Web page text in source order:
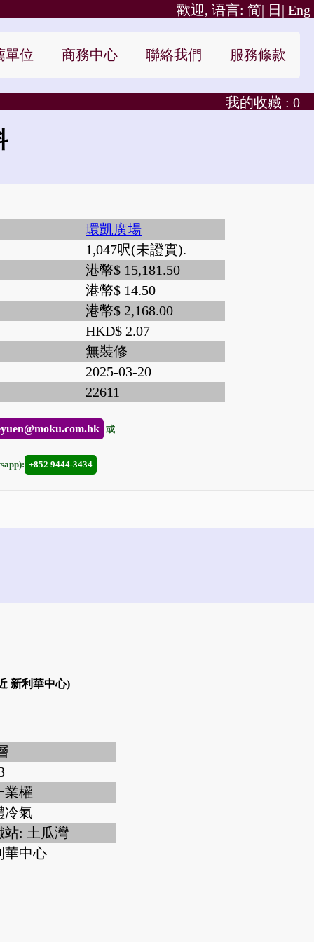
Eng
日|
歡迎, 语言: 简|
單位 商務中心 聯絡我們 服務條款
我的收藏 : 0
環凱廣場
1,047呎(未證實).
港幣$ 15,181.50
港幣$ 14.50
港幣$ 2,168.00
HKD$ 2.07
無裝修
2025-03-20
22611
或
+852 9444-3434
新利華中心)
業權
冷氣
站: 土瓜灣
華中心